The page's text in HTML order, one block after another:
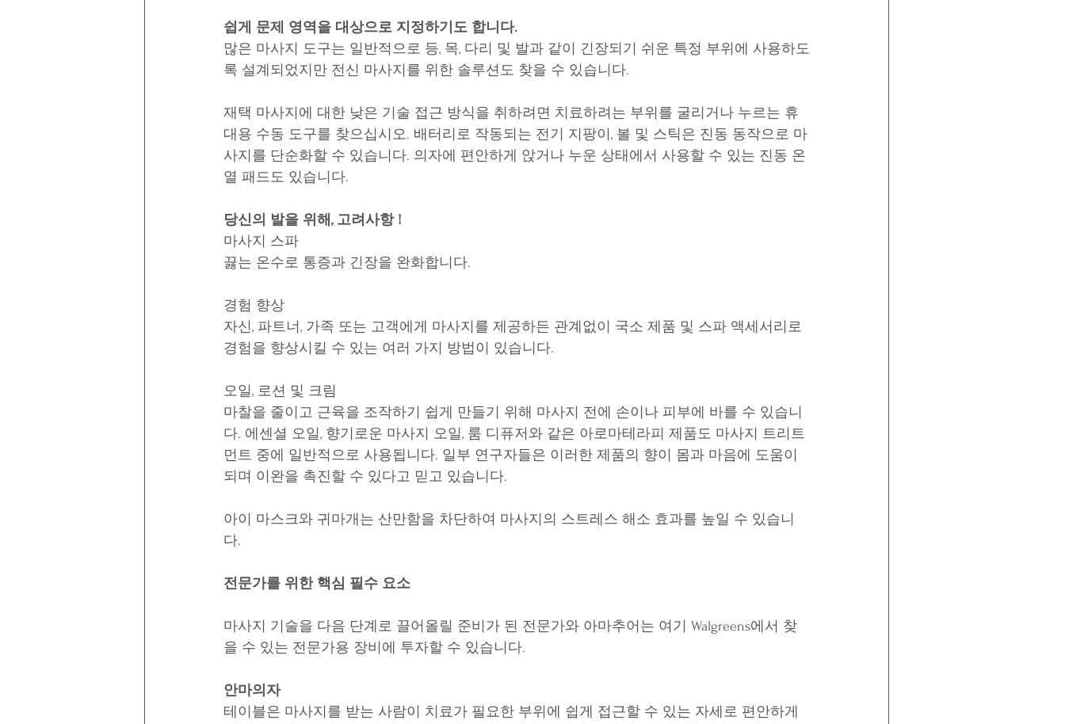
쉽게 문제 영역을 대상으로 지정하기도 합니다.
많은 마사지 도구는 일반적으로 등, 목, 다리 및 발과 같이 긴장되기 쉬운 특정 부위에 사용하도
록 설계되었지만 전신 마사지를 위한 솔루션도 찾을 수 있습니다.
재택 마사지에 대한 낮은 기술 접근 ​​방식을 취하려면 치료하려는 부위를 굴리거나 누르는 휴
대용 수동 도구를 찾으십시오. 배터리로 작동되는 전기 지팡이, 볼 및 스틱은 진동 동작으로 마
사지를 단순화할 수 있습니다. 의자에 편안하게 앉거나 누운 상태에서 사용할 수 있는 진동 온
열 패드도 있습니다.
당신의 발을 위해, 고려사항 !
마사지 스파
끓는 온수로 통증과 긴장을 완화합니다.
경험 향상
자신, 파트너, 가족 또는 고객에게 마사지를 제공하든 관계없이 국소 제품 및 스파 액세서리로
경험을 향상시킬 수 있는 여러 가지 방법이 있습니다.
오일, 로션 및 크림
마찰을 줄이고 근육을 조작하기 쉽게 만들기 위해 마사지 전에 손이나 피부에 바를 수 있습니
다. 에센셜 오일, 향기로운 마사지 오일, 룸 디퓨저와 같은 아로마테라피 제품도 마사지 트리트
먼트 중에 일반적으로 사용됩니다. 일부 연구자들은 이러한 제품의 향이 몸과 마음에 도움이
되며 이완을 촉진할 수 있다고 믿고 있습니다.
아이 마스크와 귀마개는 산만함을 차단하여 마사지의 스트레스 해소 효과를 높일 수 있습니
다.
전문가를 위한 핵심 필수 요소
마사지 기술을 다음 단계로 끌어올릴 준비가 된 전문가와 아마추어는 여기 Walgreens에서 찾
을 수 있는 전문가용 장비에 투자할 수 있습니다.
안마의자
테이블은 마사지를 받는 사람이 치료가 필요한 부위에 쉽게 접근할 수 있는 자세로 편안하게